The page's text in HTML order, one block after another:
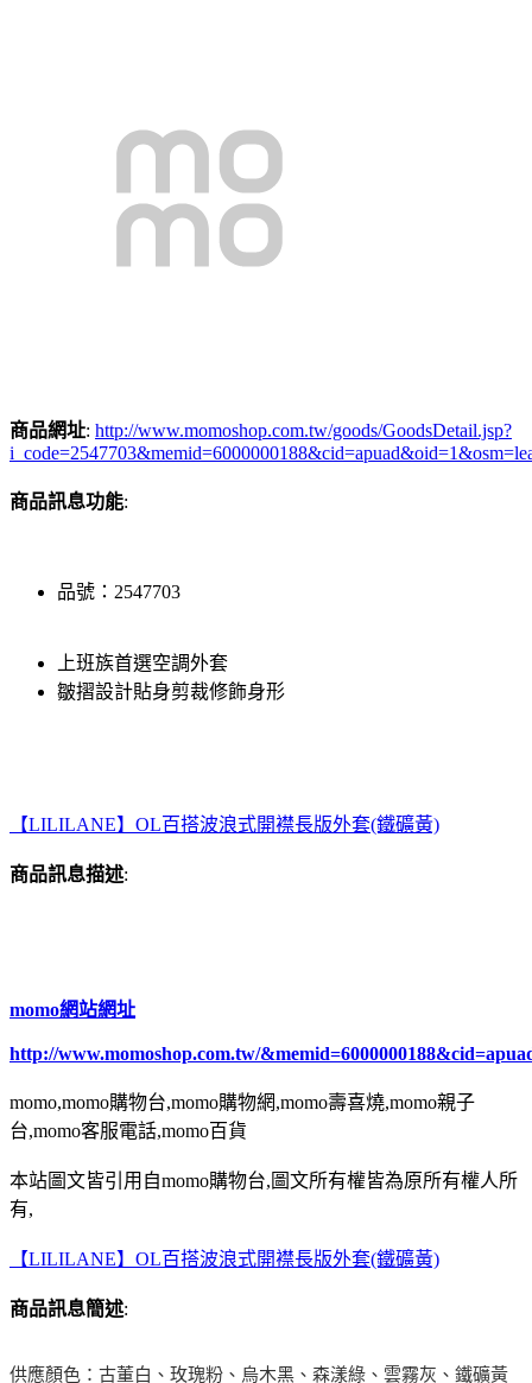
商品網址: http://www.momoshop.com.tw/goods/GoodsDetail.jsp?
商品訊息功能:
品號：2547703
上班族首選空調外套
皺摺設計貼身剪裁修飾身形
【LILILANE】OL百搭波浪式開襟長版外套(鐵礦黃)
商品訊息描述:
momo網站網址
http://www.momoshop.com.tw/
momo,momo購物台,momo購物網,momo壽喜燒,momo親子
台,momo客服電話,momo百貨
本站圖文皆引用自momo購物台,圖文所有權皆為原所有權人所
有,
【LILILANE】OL百搭波浪式開襟長版外套(鐵礦黃)
商品訊息簡述:
供應顏色：古董白、玫瑰粉、烏木黑、森漾綠、雲霧灰、鐵礦黃